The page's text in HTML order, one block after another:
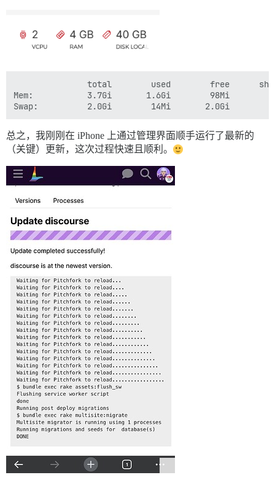
total        used        free
Mem:           3.7Gi       1.6Gi        98Mi
总之，我刚刚在 iPhone 上通过管理界面顺手运行了最新的
（关键）更新，这次过程快速且顺利。